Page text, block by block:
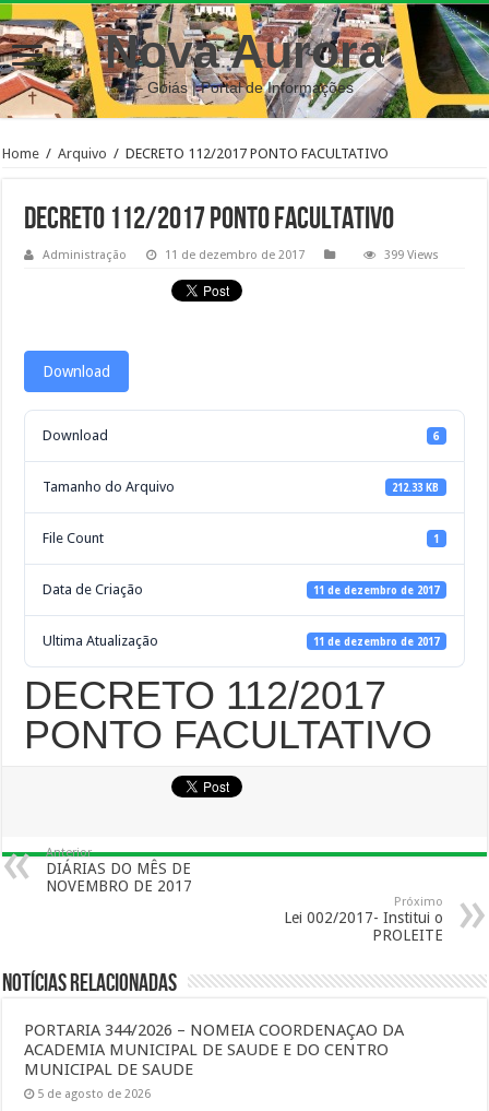
Nova Aurora
– Goiás | Portal de Informações
Home / Arquivo / DECRETO 112/2017 PONTO FACULTATIVO
DECRETO 112/2017 PONTO FACULTATIVO
Administração 11 de dezembro de 2017 399 Views
Download
Download 6
Tamanho do Arquivo 212.33 KB
File Count 1
Data de Criação 11 de dezembro de 2017
Ultima Atualização 11 de dezembro de 2017
DECRETO 112/2017
PONTO FACULTATIVO
Anterior
DIÁRIAS DO MÊS DE
NOVEMBRO DE 2017
Próximo
Lei 002/2017- Institui o
PROLEITE
Notícias Relacionadas
PORTARIA 344/2026 – NOMEIA COORDENAÇAO DA
ACADEMIA MUNICIPAL DE SAUDE E DO CENTRO
MUNICIPAL DE SAUDE
5 de agosto de 2026